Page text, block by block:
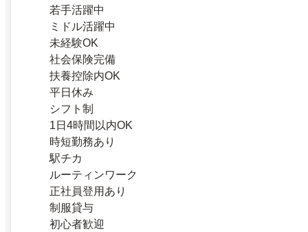
若手活躍中
ミドル活躍中
未経験OK
社会保険完備
扶養控除内OK
平日休み
シフト制
1日4時間以内OK
時短勤務あり
駅チカ
ルーティンワーク
正社員登用あり
制服貸与
初心者歓迎